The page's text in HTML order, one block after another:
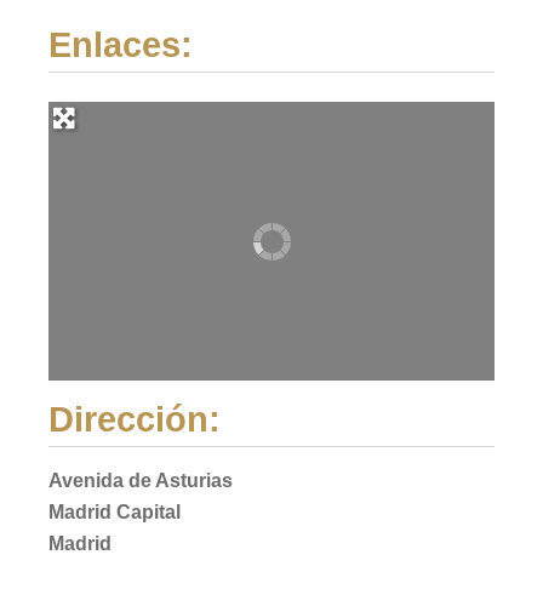
Enlaces:
Dirección:
Avenida de Asturias
Madrid Capital
Madrid